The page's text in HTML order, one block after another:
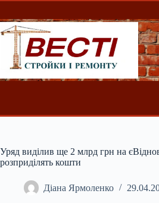
Перейти
вмісту
Уряд виділив ще 2 млрд грн на
розприділять кошти
Діана Ярмоленко